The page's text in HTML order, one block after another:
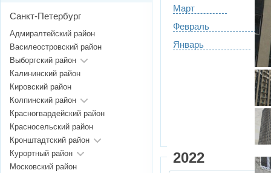
Март
Февраль
Январь
2022
Санкт-Петербург
Адмиралтейский район
Василеостровский район
Выборгский район
Калининский район
Кировский район
Колпинский район
Красногвардейский район
Красносельский район
Кронштадтский район
Курортный район
Московский район